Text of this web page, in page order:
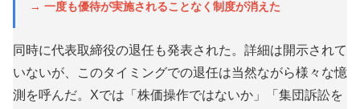
→ 一度も優待が実施されることなく制度が消えた
同時に代表取締役の退任も発表された。詳細は開示されて
いないが、このタイミングでの退任は当然ながら様々な憶
測を呼んだ。Xでは「株価操作ではないか」「集団訴訟を